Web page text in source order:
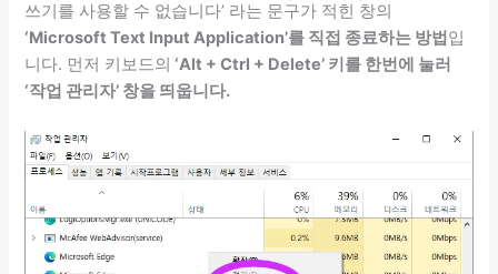
쓰기를 사용할 수 없습니다’ 라는 문구가 적힌 창의
‘Microsoft Text Input Application’를 직접 종료하는 방법 입
니다. 먼저 키보드의 ‘Alt + Ctrl + Delete’ 키를 한번에 눌러
‘작업 관리자’ 창을 띄웁니다.